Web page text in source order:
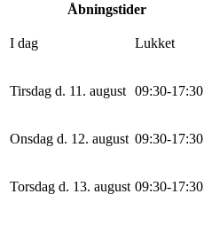
Åbningstider
I dag Lukket
Tirsdag d. 11. august 09:30-17:30
Onsdag d. 12. august 09:30-17:30
Torsdag d. 13. august 09:30-17:30